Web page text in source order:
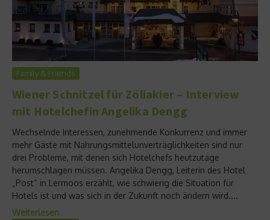
Family & Friends
Wiener Schnitzel für Zöliakier – Interview
mit Hotelchefin Angelika Dengg
Wechselnde Interessen, zunehmende Konkurrenz und immer
mehr Gäste mit Nahrungsmittelunverträglichkeiten sind nur
drei Probleme, mit denen sich Hotelchefs heutzutage
herumschlagen müssen. Angelika Dengg, Leiterin des Hotel
„Post“ in Lermoos erzählt, wie schwierig die Situation für
Hotels ist und was sich in der Zukunft noch ändern wird....
Weiterlesen